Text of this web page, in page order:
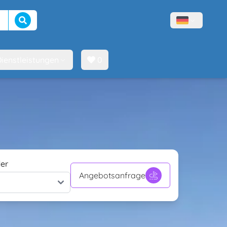
Suche beginnen Menù lingue
Angebotsanfrage